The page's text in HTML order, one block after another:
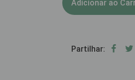
Adicionar ao
Partilhar: